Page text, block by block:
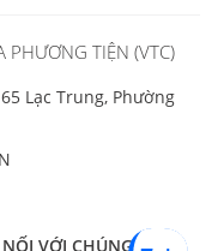
PHƯƠNG TIỆN (VTC)
Lạc Trung, Phường
VỚI CHÚNG TÔI